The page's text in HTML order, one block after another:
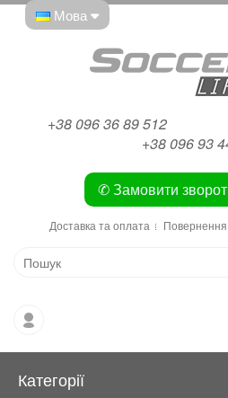
Мова
+38 096 36 89 512
+38 096 93
✆ Замовити
Доставка та оплата Повернення
Категорії